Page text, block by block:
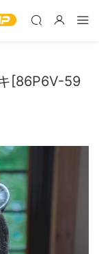
[86P6V-59